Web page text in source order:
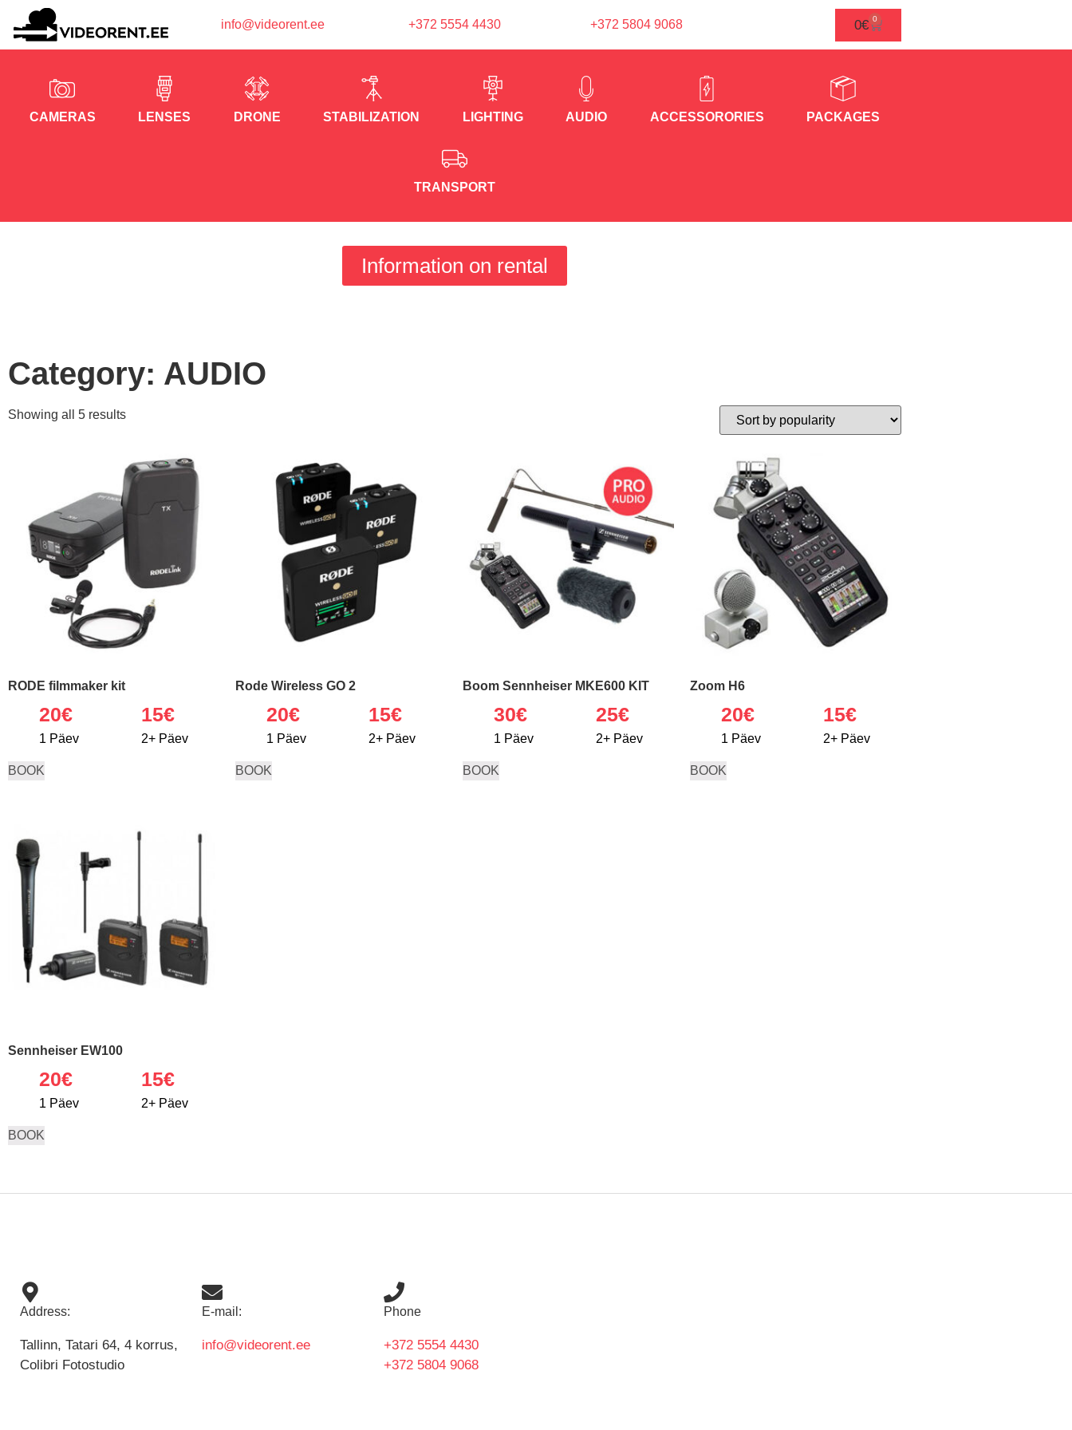
info@videorent.ee +372 5554 4430 +372 5804 9068 0€ 0
CAMERAS LENSES DRONE STABILIZATION LIGHTING AUDIO ACCESSORORIES PACKAGES
TRANSPORT
Information on rental
Category: AUDIO
Showing all 5 results
RODE filmmaker kit
1 Päev
20€
2+ Päev
15€
BOOK
Rode Wireless GO 2
1 Päev
20€
2+ Päev
15€
BOOK
Boom Sennheiser MKE600 KIT
1 Päev
30€
2+ Päev
25€
BOOK
Zoom H6
1 Päev
20€
2+ Päev
15€
BOOK
Sennheiser EW100
1 Päev
20€
2+ Päev
15€
BOOK
Address:
Tallinn, Tatari 64, 4 korrus,
Colibri Fotostudio
E-mail:
info@videorent.ee
Phone
+372 5554 4430
+372 5804 9068